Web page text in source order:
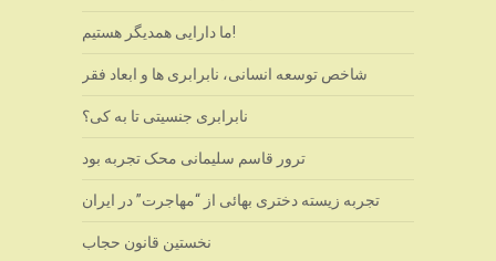
ما دارایی همدیگر هستیم!
شاخص توسعه انسانی، نابرابری ها و ابعاد فقر
نابرابری جنسیتی تا به کی؟
ترور قاسم سلیمانی محک تجربه بود
تجربه زیسته دختری بهائی از “مهاجرت” در ایران
نخستین قانون حجاب